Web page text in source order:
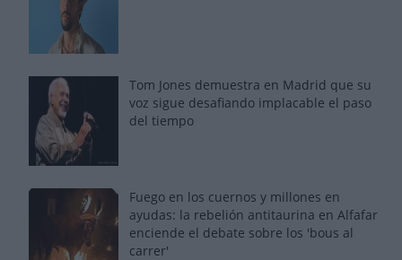
Tom Jones demuestra en Madrid que su
voz sigue desafiando implacable el paso
del tiempo
Fuego en los cuernos y millones en
ayudas: la rebelión antitaurina en Alfafar
enciende el debate sobre los 'bous al
carrer'